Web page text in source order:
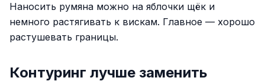
Наносить румяна можно на яблочки щёк и
немного растягивать к вискам. Главное — хорошо
растушевать границы.
Контуринг лучше заменить